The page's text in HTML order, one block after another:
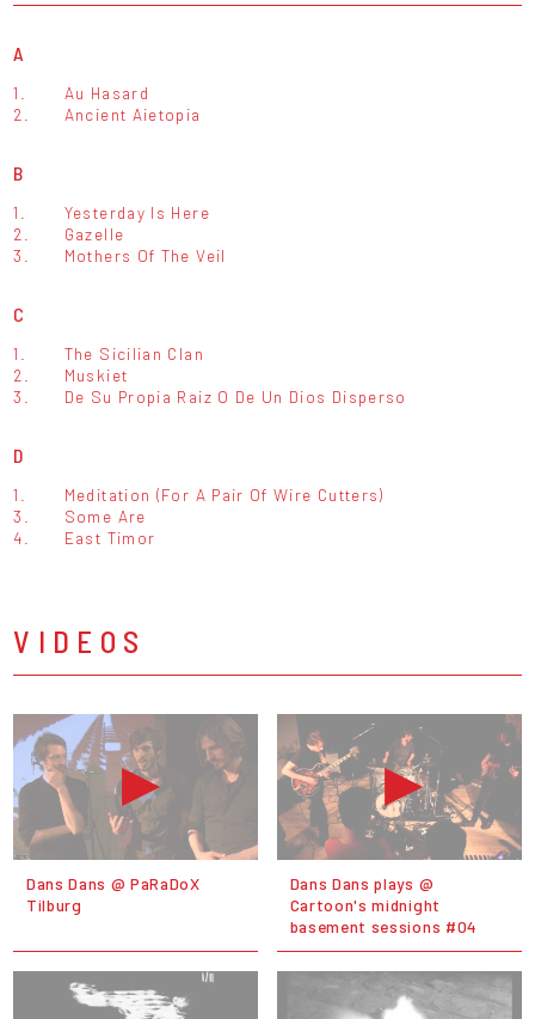
A
1.
Au Hasard
2.
Ancient Aietopia
B
1.
Yesterday Is Here
2.
Gazelle
3.
Mothers Of The Veil
C
1.
The Sicilian Clan
2.
Muskiet
3.
De Su Propia Raiz O De Un Dios Disperso
D
1.
Meditation (For A Pair Of Wire Cutters)
3.
Some Are
4.
East Timor
VIDEOS
Dans Dans @ PaRaDoX
Tilburg
Dans Dans plays @
Cartoon's midnight
basement sessions #04